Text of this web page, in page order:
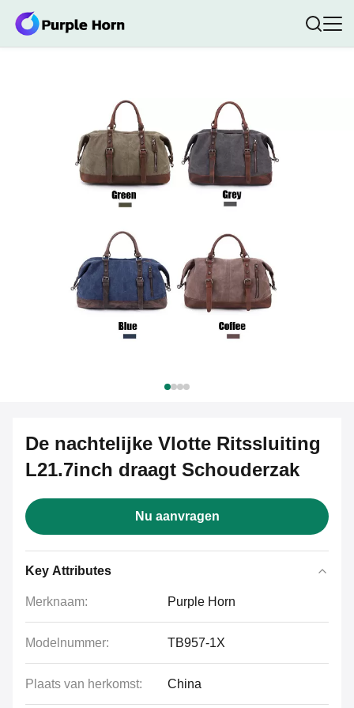
De nachtelijke Vlotte Ritssluiting
L21.7inch draagt Schouderzak
Nu aanvragen
Key Attributes
Merknaam: Purple Horn
Modelnummer: TB957-1X
Plaats van herkomst: China